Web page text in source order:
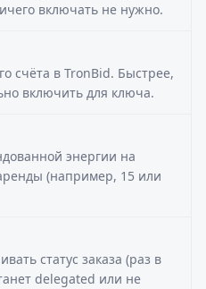
включать не нужно.
счёта в TronBid. Быстрее,
включить для ключа.
энергии на
(например, 15 или
статус заказа (раз в
delegated или не